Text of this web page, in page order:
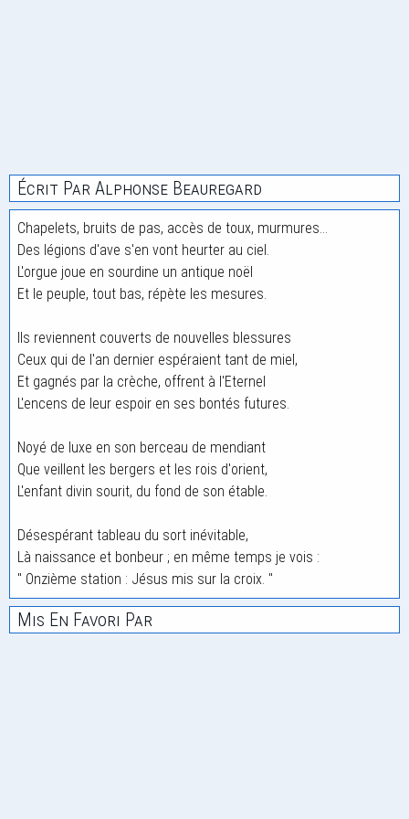
Écrit Par Alphonse Beauregard
Chapelets, bruits de pas, accès de toux, murmures...
Des légions d'ave s'en vont heurter au ciel.
L'orgue joue en sourdine un antique noël
Et le peuple, tout bas, répète les mesures.
Ils reviennent couverts de nouvelles blessures
Ceux qui de l'an dernier espéraient tant de miel,
Et gagnés par la crèche, offrent à l'Eternel
L'encens de leur espoir en ses bontés futures.
Noyé de luxe en son berceau de mendiant
Que veillent les bergers et les rois d'orient,
L'enfant divin sourit, du fond de son étable.
Désespérant tableau du sort inévitable,
Là naissance et bonbeur ; en même temps je vois :
" Onzième station : Jésus mis sur la croix. "
Mis En Favori Par